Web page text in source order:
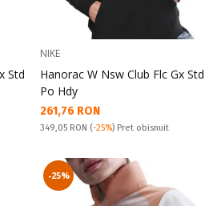
Std
NIKE
Hanorac W Nsw Club Flc Gx Std
Po Hdy
Текуща цена:
261,76 RON
Pret obisnuit:
349,05 RON (-25%) Pret obisnuit
-25%